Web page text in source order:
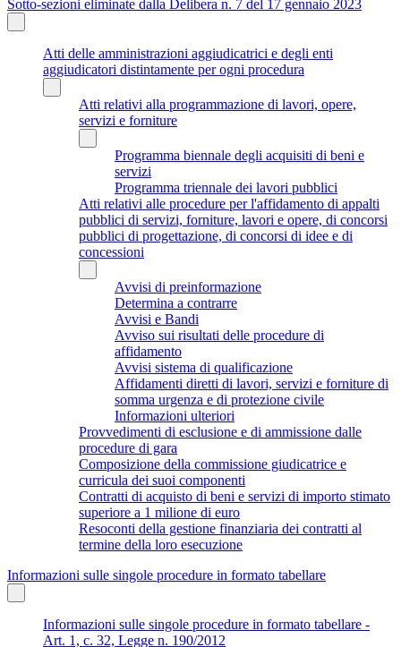
Sotto-sezioni eliminate dalla Delibera n. 7 del 17 gennaio 2023
Atti delle amministrazioni aggiudicatrici e degli enti
aggiudicatori distintamente per ogni procedura
Atti relativi alla programmazione di lavori, opere,
servizi e forniture
Programma biennale degli acquisiti di beni e
servizi
Programma triennale dei lavori pubblici
Atti relativi alle procedure per l'affidamento di appalti
pubblici di servizi, forniture, lavori e opere, di concorsi
pubblici di progettazione, di concorsi di idee e di
concessioni
Avvisi di preinformazione
Determina a contrarre
Avvisi e Bandi
Avviso sui risultati delle procedure di
affidamento
Avvisi sistema di qualificazione
Affidamenti diretti di lavori, servizi e forniture di
somma urgenza e di protezione civile
Informazioni ulteriori
Provvedimenti di esclusione e di ammissione dalle
procedure di gara
Composizione della commissione giudicatrice e
curricula dei suoi componenti
Contratti di acquisto di beni e servizi di importo stimato
superiore a 1 milione di euro
Resoconti della gestione finanziaria dei contratti al
termine della loro esecuzione
Informazioni sulle singole procedure in formato tabellare
Informazioni sulle singole procedure in formato tabellare -
Art. 1, c. 32, Legge n. 190/2012